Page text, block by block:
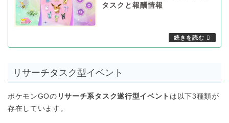
タスクと報酬情報
リサーチタスク型イベント
ポケモンGOの リサーチ系タスク遂行型イベント は以下3種類が
存在しています。